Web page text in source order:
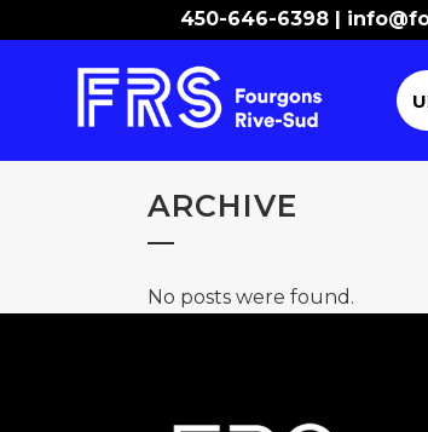
450-646-6398 |
ARCHIVE
No posts were found.